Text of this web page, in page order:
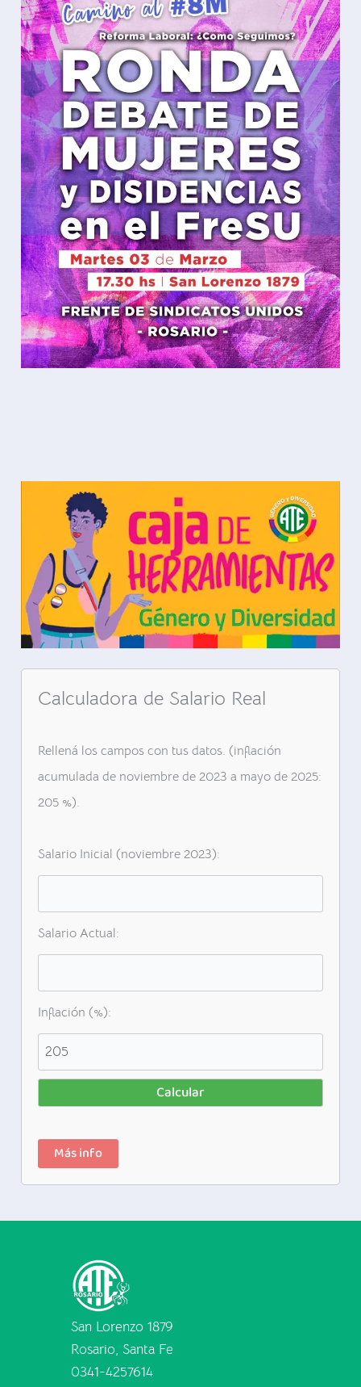
Calculadora de Salario Real
Rellená los campos con tus datos. (inflación
acumulada de noviembre de 2023 a mayo de 2025:
205 %).
Salario Inicial (noviembre 2023):
Salario Actual:
Inflación (%):
Calcular
Más info
San Lorenzo 1879
Rosario, Santa Fe
0341-4257614